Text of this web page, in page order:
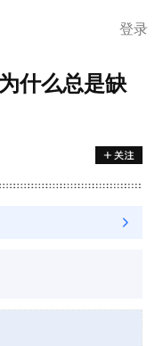
登录
什么总是缺